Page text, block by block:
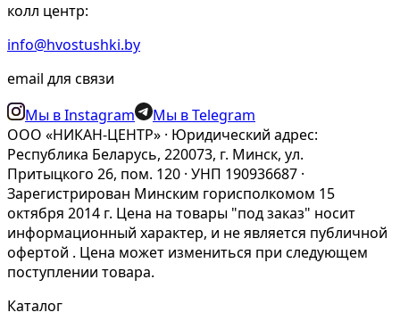
колл центр:
info@hvostushki.by
email для связи
Мы в Instagram
Мы в Telegram
ООО «НИКАН-ЦЕНТР» · Юридический адрес:
Республика Беларусь, 220073, г. Минск, ул.
Притыцкого 26, пом. 120 · УНП 190936687 ·
Зарегистрирован Минским горисполкомом 15
октября 2014 г. Цена на товары "под заказ" носит
информационный характер, и не является публичной
офертой . Цена может измениться при следующем
поступлении товара.
Каталог